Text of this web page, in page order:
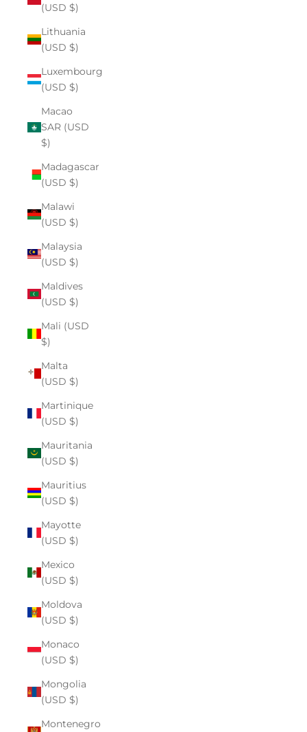
(USD $)
Lithuania
(USD $)
Luxembourg
(USD $)
Macao
SAR (USD
$)
Madagascar
(USD $)
Malawi
(USD $)
Malaysia
(USD $)
Maldives
(USD $)
Mali (USD
$)
Malta
(USD $)
Martinique
(USD $)
Mauritania
(USD $)
Mauritius
(USD $)
Mayotte
(USD $)
Mexico
(USD $)
Moldova
(USD $)
Monaco
(USD $)
Mongolia
(USD $)
Montenegro